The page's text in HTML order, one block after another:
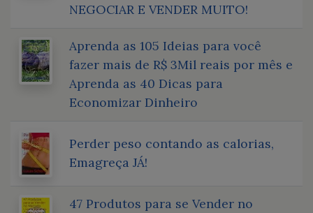
NEGOCIAR E VENDER MUITO!
Aprenda as 105 Ideias para você
fazer mais de R$ 3Mil reais por mês e
Aprenda as 40 Dicas para
Economizar Dinheiro
Perder peso contando as calorias,
Emagreça JÁ!
47 Produtos para se Vender no